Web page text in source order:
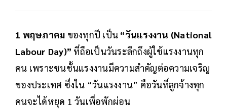
1 พฤษภาคม ของทุกปี เป็น “วันแรงงาน (National
Labour Day)” ที่ถือเป็นวันระลึกถึงผู้ใช้แรงงานทุก
คน เพราะชนชั้นแรงงานมีความสำคัญต่อความเจริญ
ของประเทศ ซึ่งใน “วันแรงงาน” คือวันที่ลูกจ้างทุก
คนจะได้หยุด 1 วันเพื่อพักผ่อน